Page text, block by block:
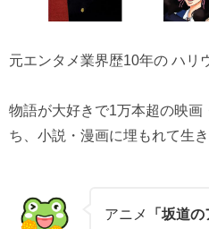
元エンタメ業界歴10年の ハリ
物語が大好きで1万本超の映
ち、小説・漫画に埋もれて生き
アニメ 「坂道の